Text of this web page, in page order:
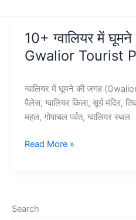
10+ ग्वालियर में
Gwalior Tourist
ग्वालियर में घूमने की जगह
पैलेस, ग्वालियर किला, सूर्य मंदिर,
महल, गोपाचल पर्वत, ग्वालियर स्थल
10+
जगह
Read More »
Search